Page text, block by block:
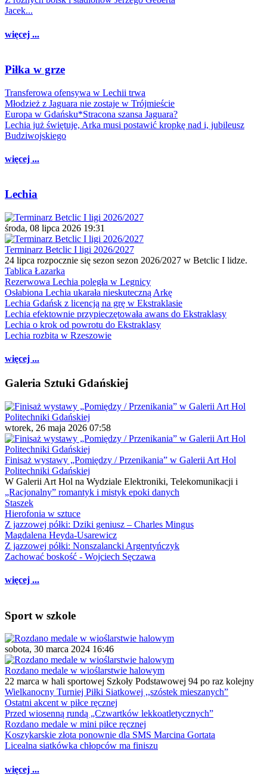
Jacek...
więcej ...
Piłka w grze
Transferowa ofensywa w Lechii trwa
Młodzież z Jaguara nie zostaje w Trójmieście
Europa w Gdańsku*Stracona szansa Jaguara?
Lechia już świętuje, Arka musi postawić kropkę nad i, jubileusz
Budziwojskiego
więcej ...
Lechia
środa, 08 lipca 2026 19:31
Terminarz Betclic I ligi 2026/2027
24 lipca rozpocznie się sezon sezon 2026/2027 w Betclic I lidze.
Tablica Łazarka
Rezerwowa Lechia poległa w Legnicy
Osłabiona Lechia ukarała nieskuteczną Arkę
Lechia Gdańsk z licencją na grę w Ekstraklasie
Lechia efektownie przypieczętowała awans do Ekstraklasy
Lechia o krok od powrotu do Ekstraklasy
Lechia rozbita w Rzeszowie
więcej ...
Galeria Sztuki Gdańskiej
wtorek, 26 maja 2026 07:58
Finisaż wystawy „Pomiędzy / Przenikania” w Galerii Art Hol
Politechniki Gdańskiej
W Galerii Art Hol na Wydziale Elektroniki, Telekomunikacji i
„Racjonalny” romantyk i mistyk epoki danych
Staszek
Hierofonia w sztuce
Z jazzowej półki: Dziki geniusz – Charles Mingus
Magdalena Heyda-Usarewicz
Z jazzowej półki: Nonszalancki Argentyńczyk
Zachować boskość - Wojciech Sęczawa
więcej ...
Sport w szkole
sobota, 30 marca 2024 16:46
Rozdano medale w wioślarstwie halowym
22 marca w hali sportowej Szkoły Podstawowej 94 po raz kolejny
Wielkanocny Turniej Piłki Siatkowej ,,szóstek mieszanych”
Ostatni akcent w piłce ręcznej
Przed wiosenną rundą „Czwartków lekkoatletycznych”
Rozdano medale w mini piłce ręcznej
Koszykarskie złota ponownie dla SMS Marcina Gortata
Licealna siatkówka chłopców ma finiszu
więcej ...